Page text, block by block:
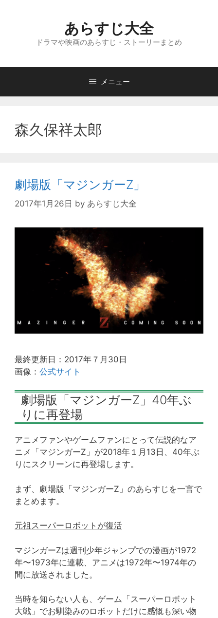
へ
あらすじ大全
ドラマや映画のあらすじ・ストーリーまとめ
メニュー
森久保祥太郎
劇場版「マジンガーZ」
2017年1月26日 by あらすじ大全
最終更新日：2017年７月30日
画像： 公式サイト
劇場版「マジンガーZ」40年ぶ
りに再登場
アニメファンやゲームファンにとって伝説的なア
ニメ「マジンガーZ」が2018年１月13日、40年ぶ
りにスクリーンに再登場します。
まず、劇場版「マジンガーZ」のあらすじを一言で
まとめます。
元祖スーパーロボットが復活
マジンガーZは週刊少年ジャンプでの漫画が1972
年〜1973年に連載、アニメは1972年〜1974年の
間に放送されました。
当時を知らない人も、ゲーム「スーパーロボット
大戦」でお馴染みのロボットだけに感慨も深い物